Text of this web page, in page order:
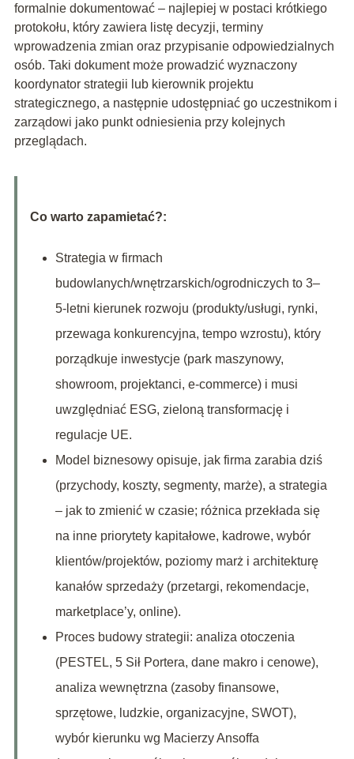
formalnie dokumentować – najlepiej w postaci krótkiego
protokołu, który zawiera listę decyzji, terminy
wprowadzenia zmian oraz przypisanie odpowiedzialnych
osób. Taki dokument może prowadzić wyznaczony
koordynator strategii lub kierownik projektu
strategicznego, a następnie udostępniać go uczestnikom i
zarządowi jako punkt odniesienia przy kolejnych
przeglądach.
Co warto zapamietać?:
Strategia w firmach
budowlanych/wnętrzarskich/ogrodniczych to 3–
5‑letni kierunek rozwoju (produkty/usługi, rynki,
przewaga konkurencyjna, tempo wzrostu), który
porządkuje inwestycje (park maszynowy,
showroom, projektanci, e‑commerce) i musi
uwzględniać ESG, zieloną transformację i
regulacje UE.
Model biznesowy opisuje, jak firma zarabia dziś
(przychody, koszty, segmenty, marże), a strategia
– jak to zmienić w czasie; różnica przekłada się
na inne priorytety kapitałowe, kadrowe, wybór
klientów/projektów, poziomy marż i architekturę
kanałów sprzedaży (przetargi, rekomendacje,
marketplace’y, online).
Proces budowy strategii: analiza otoczenia
(PESTEL, 5 Sił Portera, dane makro i cenowe),
analiza wewnętrzna (zasoby finansowe,
sprzętowe, ludzkie, organizacyjne, SWOT),
wybór kierunku wg Macierzy Ansoffa